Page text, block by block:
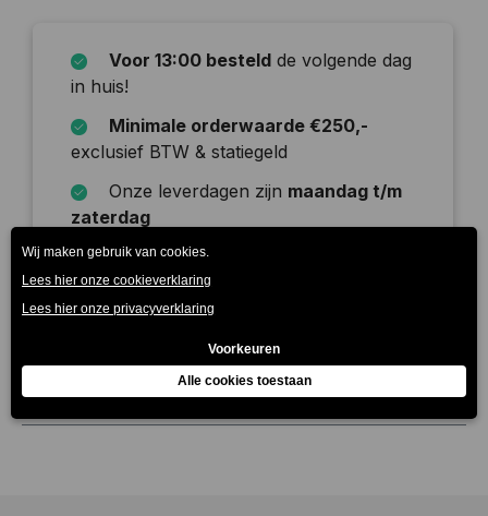
Voor 13:00 besteld de volgende dag
in huis!
Minimale orderwaarde €250,-
exclusief BTW & statiegeld
Onze leverdagen zijn maandag t/m
zaterdag
Beschrijving
In het leven moet je pakken wat je pakken kan. Niks
te zoet. Niks te geduldig. Gewoon genieten.
Hetzelfde geldt voor cider.…Meer